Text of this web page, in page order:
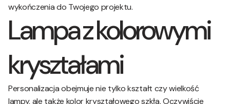
wykończenia do Twojego projektu.
Lampa z kolorowymi
kryształami
Personalizacja obejmuje nie tylko kształt czy wielkość
lampy, ale także kolor kryształowego szkła. Oczywiście